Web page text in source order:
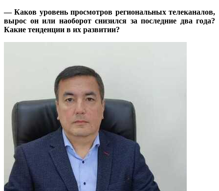
— Каков уровень просмотров региональных телеканалов,
вырос он или наоборот снизился за последние два года?
Какие тенденции в их развитии?